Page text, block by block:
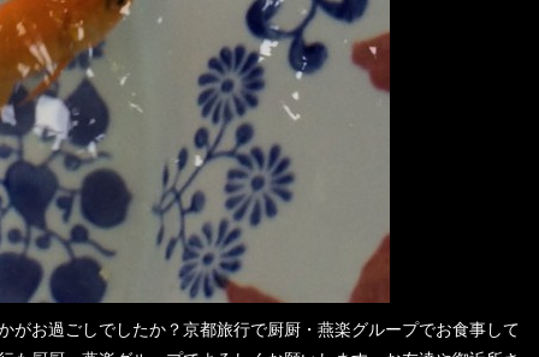
がお過ごしでしたか？京都旅行で厨厨・燕楽グループでお食事して